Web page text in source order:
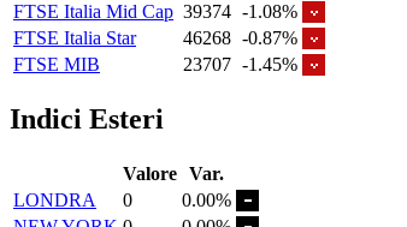
FTSE Italia Mid Cap 39374 -1.08%
FTSE Italia Star
46268 -0.87%
FTSE MIB
23707 -1.45%
Indici Esteri
Valore Var.
LONDRA
0
0.00%